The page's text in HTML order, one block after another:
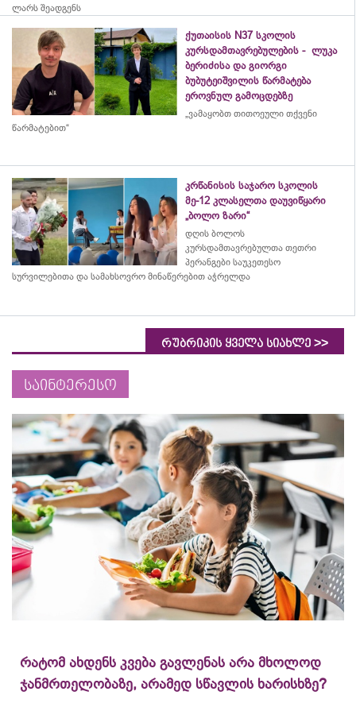
ლარს შეადგენს
ქუთაისის N37 სკოლის
კურსდამთავრებულების - ლუკა
ბერიძისა და გიორგი
ბუბუტეიშვილის წარმატება
ეროვნულ გამოცდებზე
„ვამაყობთ თითოეული თქვენი
წარმატებით“
კრწანისის საჯარო სკოლის
მე-12 კლასელთა დაუვიწყარი
„ბოლო ზარი“
დღის ბოლოს
კურსდამთავრებულთა თეთრი
პერანგები საუკეთესო
სურვილებითა და სამახსოვრო მინაწერებით აჭრელდა
რუბრიკის ყველა სიახლე >>
საინტერესო
რატომ ახდენს კვება გავლენას არა მხოლოდ
ჯანმრთელობაზე, არამედ სწავლის ხარისხზე?